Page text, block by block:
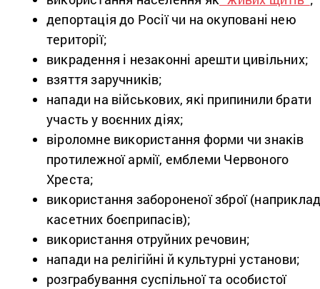
депортація до Росії чи на окуповані нею
території;
викрадення і незаконні арешти цивільних;
взяття заручників;
напади на військових, які припинили брати
участь у воєнних діях;
віроломне використання форми чи знаків
протилежної армії, емблеми Червоного
Хреста;
використання забороненої зброї
касетних боєприпасів);
використання отруйних речовин;
напади на релігійні й культурні установи;
розграбування суспільної та особистої